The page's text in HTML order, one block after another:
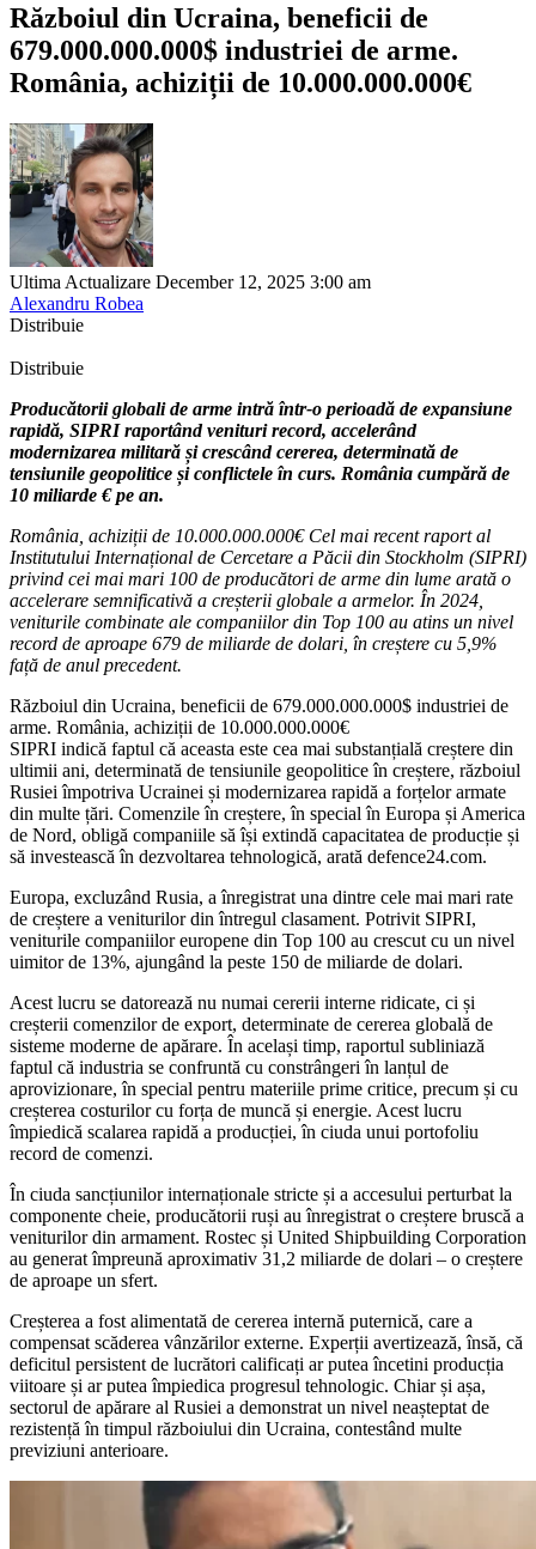
Războiul din Ucraina, beneficii de
679.000.000.000$ industriei de arme.
România, achiziții de 10.000.000.000€
Ultima Actualizare December 12, 2025 3:00 am
Alexandru Robea
Distribuie
Distribuie
Producătorii globali de arme intră într-o perioadă de expansiune
rapidă, SIPRI raportând venituri record, accelerând
modernizarea militară și crescând cererea, determinată de
tensiunile geopolitice și conflictele în curs. România cumpără de
10 miliarde € pe an.
România, achiziții de 10.000.000.000€ Cel mai recent raport al
Institutului Internațional de Cercetare a Păcii din Stockholm (SIPRI)
privind cei mai mari 100 de producători de arme din lume arată o
accelerare semnificativă a creșterii globale a armelor. În 2024,
veniturile combinate ale companiilor din Top 100 au atins un nivel
record de aproape 679 de miliarde de dolari, în creștere cu 5,9%
față de anul precedent.
Războiul din Ucraina, beneficii de 679.000.000.000$ industriei de
arme. România, achiziții de 10.000.000.000€
SIPRI indică faptul că aceasta este cea mai substanțială creștere din
ultimii ani, determinată de tensiunile geopolitice în creștere, războiul
Rusiei împotriva Ucrainei și modernizarea rapidă a forțelor armate
din multe țări. Comenzile în creștere, în special în Europa și America
de Nord, obligă companiile să își extindă capacitatea de producție și
să investească în dezvoltarea tehnologică, arată defence24.com.
Europa, excluzând Rusia, a înregistrat una dintre cele mai mari rate
de creștere a veniturilor din întregul clasament. Potrivit SIPRI,
veniturile companiilor europene din Top 100 au crescut cu un nivel
uimitor de 13%, ajungând la peste 150 de miliarde de dolari.
Acest lucru se datorează nu numai cererii interne ridicate, ci și
creșterii comenzilor de export, determinate de cererea globală de
sisteme moderne de apărare. În același timp, raportul subliniază
faptul că industria se confruntă cu constrângeri în lanțul de
aprovizionare, în special pentru materiile prime critice, precum și cu
creșterea costurilor cu forța de muncă și energie. Acest lucru
împiedică scalarea rapidă a producției, în ciuda unui portofoliu
record de comenzi.
În ciuda sancțiunilor internaționale stricte și a accesului perturbat la
componente cheie, producătorii ruși au înregistrat o creștere bruscă a
veniturilor din armament. Rostec și United Shipbuilding Corporation
au generat împreună aproximativ 31,2 miliarde de dolari – o creștere
de aproape un sfert.
Creșterea a fost alimentată de cererea internă puternică, care a
compensat scăderea vânzărilor externe. Experții avertizează, însă, că
deficitul persistent de lucrători calificați ar putea încetini producția
viitoare și ar putea împiedica progresul tehnologic. Chiar și așa,
sectorul de apărare al Rusiei a demonstrat un nivel neașteptat de
rezistență în timpul războiului din Ucraina, contestând multe
previziuni anterioare.